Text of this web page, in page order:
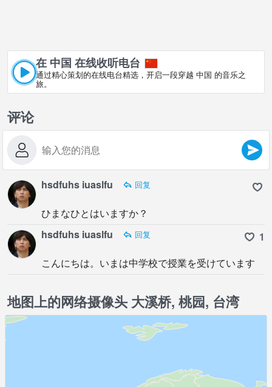
在 中国 在线收听电台
通过精心策划的在线电台精选，开启一段穿越 中国 的音乐之
旅。
评论
hsdfuhs iuaslfu 回复
ひまなひとはいますか？
hsdfuhs iuaslfu
回复
1
こんにちは。いまは中学校で授業を受けています
地图上的网络摄像头 大溪桥, 桃园, 台湾